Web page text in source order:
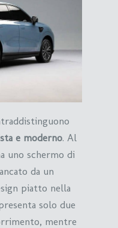
e moderno. Al
uno schermo di
da un
piatto nella
solo due
mentre